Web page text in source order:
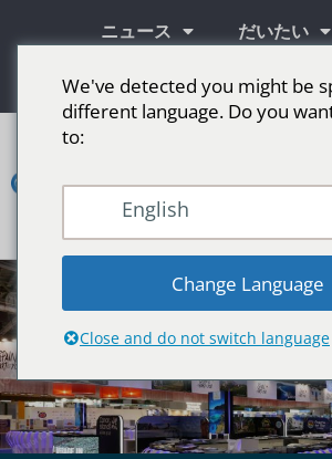
ニュース だいたい
We've detected you might be
different language. Do you
to:
English
Change Language
Close and do not switch language